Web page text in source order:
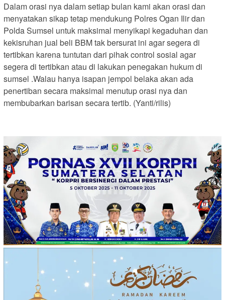
Dalam orasi nya dalam setiap bulan kami akan orasi dan
menyatakan sikap tetap mendukung Polres Ogan Ilir dan
Polda Sumsel untuk maksimal menyikapi kegaduhan dan
kekisruhan jual beli BBM tak bersurat ini agar segera di
tertibkan karena tuntutan dari pihak control sosial agar
segera di tertibkan atau di lakukan penegakan hukum di
sumsel .Walau hanya isapan jempol belaka akan ada
penertiban secara maksimal menutup orasi nya dan
membubarkan barisan secara tertib. (Yanti/rilis)